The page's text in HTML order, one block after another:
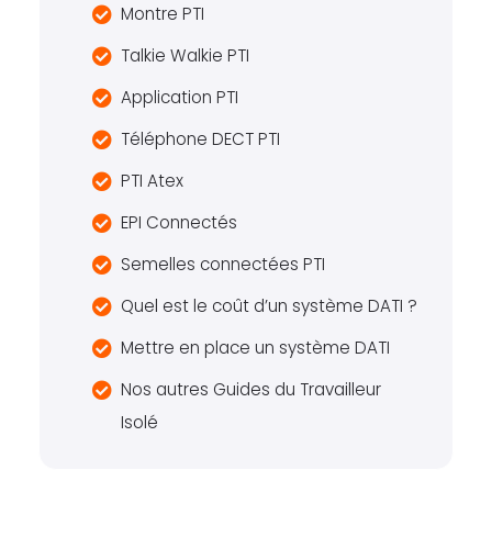
Montre PTI
Talkie Walkie PTI
Application PTI
Téléphone DECT PTI
PTI Atex
EPI Connectés
Semelles connectées PTI
Quel est le coût d’un système DATI ?
Mettre en place un système DATI
Nos autres Guides du Travailleur
Isolé